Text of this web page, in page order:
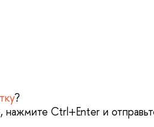
?
нажмите Ctrl+Enter и